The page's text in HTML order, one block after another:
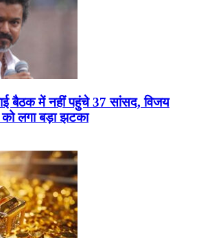
बैठक में नहीं पहुंचे 37 सांसद, विजय
को लगा बड़ा झटका